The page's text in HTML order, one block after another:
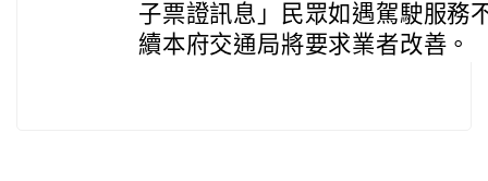
子票證訊息」民眾如遇駕駛服務
續本府交通局將要求業者改善。